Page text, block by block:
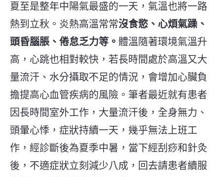
夏至是整年中陽氣最盛的一天，氣溫也將一路
熱到立秋。炎熱高溫常常沒食慾、心煩氣躁、
頭昏腦脹、倦怠乏力等。 體溫隨著環境氣溫升
高，心跳也相對較快，若長時間處於高溫又大
量流汗、水分攝取不足的情況，會增加心臟負
擔提高心血管疾病的風險。筆者最近就有患者
因長時間室外工作，大量流汗後，全身無力、
頭暈心悸，症狀持續一天，幾乎無法上班工
作，經診斷後為夏季中暑，當下經刮痧和針灸
後，不適症狀立刻減少八成，回去請患者續服